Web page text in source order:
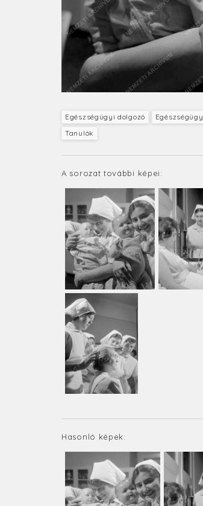
Egészségügyi dolgozó Egészségügy
Tanulók
A sorozat további képei:
Hasonló képek: